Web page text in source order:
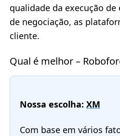
qualidade da execução
de negociação, as
cliente.
Qual é melhor –
Nossa escolha: XM
Com base em vários